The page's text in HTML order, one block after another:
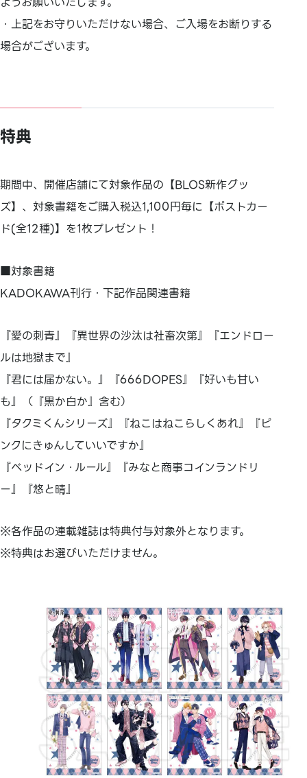
・上記をお守りいただけない場合、ご入場をお断りする
場合がございます。
特典
期間中、開催店舗にて対象作品の【BLOS新作グッ
ズ】、対象書籍をご購入税込1,100円毎に【ポストカー
ド(全12種)】を1枚プレゼント！
■対象書籍
KADOKAWA刊行・下記作品関連書籍
『愛の刺青』『異世界の沙汰は社畜次第』『エンドロー
ルは地獄まで』
『君には届かない。』『666DOPES』『好いも甘い
も』（『黒か白か』含む）
『タクミくんシリーズ』『ねこはねこらしくあれ』『ピ
ンクにきゅんしていいですか』
『ベッドイン・ルール』『みなと商事コインランドリ
ー』『悠と晴』
※各作品の連載雑誌は特典付与対象外となります。
※特典はお選びいただけません。